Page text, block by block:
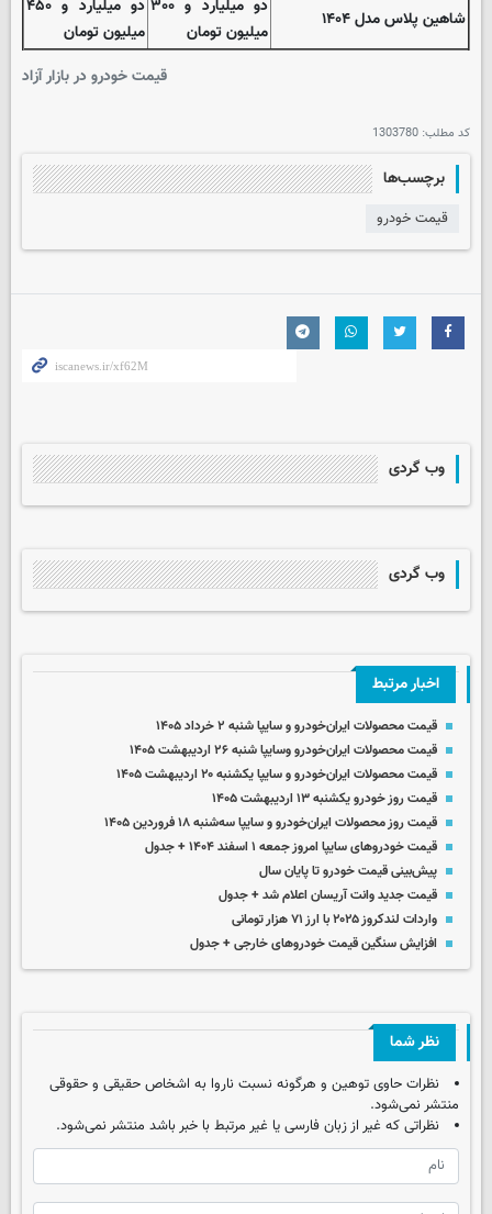
قیمت خودرو در بازار آزاد
شاهین پلاس مدل ۱۴۰۴
دو میلیارد و ۳۰۰
میلیون تومان
دو میلیارد و ۴۵۰
میلیون تومان
کد مطلب: 1303780
برچسب‌ها
قیمت خودرو
وب گردی
وب گردی
اخبار مرتبط
قیمت محصولات ایران‌خودرو و سایپا شنبه ۲ خرداد ۱۴۰۵
قیمت محصولات ایران‌خودرو وسایپا شنبه ۲۶ اردیبهشت ۱۴۰۵
قیمت محصولات ایران‌خودرو و سایپا یکشنبه ۲۰ اردیبهشت ۱۴۰۵
قیمت روز خودرو یکشنبه ۱۳ اردیبهشت ۱۴۰۵
قیمت روز محصولات ایران‌خودرو و سایپا سه‌شنبه ۱۸ فروردین ۱۴۰۵
قیمت خودروهای سایپا امروز جمعه ۱ اسفند ۱۴۰۴ + جدول
پیش‌بینی قیمت خودرو تا پایان سال
قیمت جدید وانت آریسان اعلام شد + جدول
واردات لندکروز ۲۰۲۵ با ارز ۷۱ هزار تومانی
افزایش سنگین قیمت‌ خودروهای خارجی + جدول
نظر شما
نظرات حاوی توهین و هرگونه نسبت ناروا به اشخاص حقیقی و حقوقی
منتشر نمی‌شود.
نظراتی که غیر از زبان فارسی یا غیر مرتبط با خبر باشد منتشر نمی‌شود.